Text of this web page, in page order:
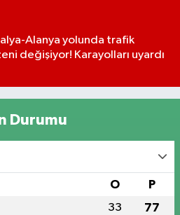
Alanya yolunda trafik
değişiyor! Karayolları uyardı
Durumu
O P
33 77